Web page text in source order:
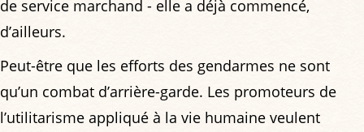
de service marchand - elle a déjà commencé,
d’ailleurs.
Peut-être que les efforts des gendarmes ne sont
qu’un combat d’arrière-garde. Les promoteurs de
l’utilitarisme appliqué à la vie humaine veulent